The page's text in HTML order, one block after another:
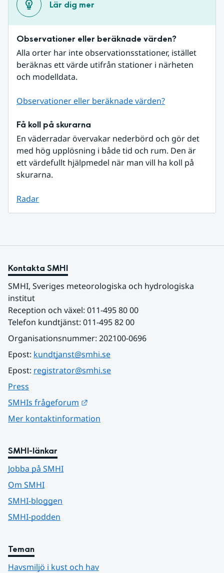
Lär dig mer
Observationer eller beräknade värden?
Alla orter har inte observationsstationer, istället
beräknas ett värde utifrån stationer i närheten
och modelldata.
Observationer eller beräknade värden?
Få koll på skurarna
En väderradar övervakar nederbörd och gör det
med hög upplösning i både tid och rum. Den är
ett värdefullt hjälpmedel när man vill ha koll på
skurarna.
Radar
Kontakta SMHI
SMHI, Sveriges meteorologiska och hydrologiska
institut
Reception och växel: 011-495 80 00
Telefon kundtjänst: 011-495 82 00
Organisationsnummer: 202100-0696
Epost: kundtjanst@smhi.se
Epost: registrator@smhi.se
Press
SMHIs frågeforum
Mer kontaktinformation
SMHI-länkar
Jobba på SMHI
Om SMHI
SMHI-bloggen
SMHI-podden
Teman
Havsmiljö i kust och hav